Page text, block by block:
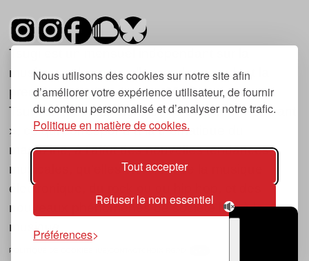
Nous utilisons des cookies sur notre site afin
d’améliorer votre expérience utilisateur, de fournir
du contenu personnalisé et d’analyser notre trafic.
Politique en matière de cookies.
Tout accepter
Refuser le non essentiel
Préférences
Tsugi est un mensuel indépendant sur la
musique et les nouvelles tendances, dont la
première parution date de 2007.
Tsugi en japonais signifie « prochain », « suivant
», ce qui correspond à la thématique du
magazine, à l’affût des nouvelles tendances
musicales, qu’elles viennent de la musique
électronique, du rock ou du hip hop, et des
nouveaux phénomènes de société liés à la
musique.
POLITIQUE DE COOKIES (UE)